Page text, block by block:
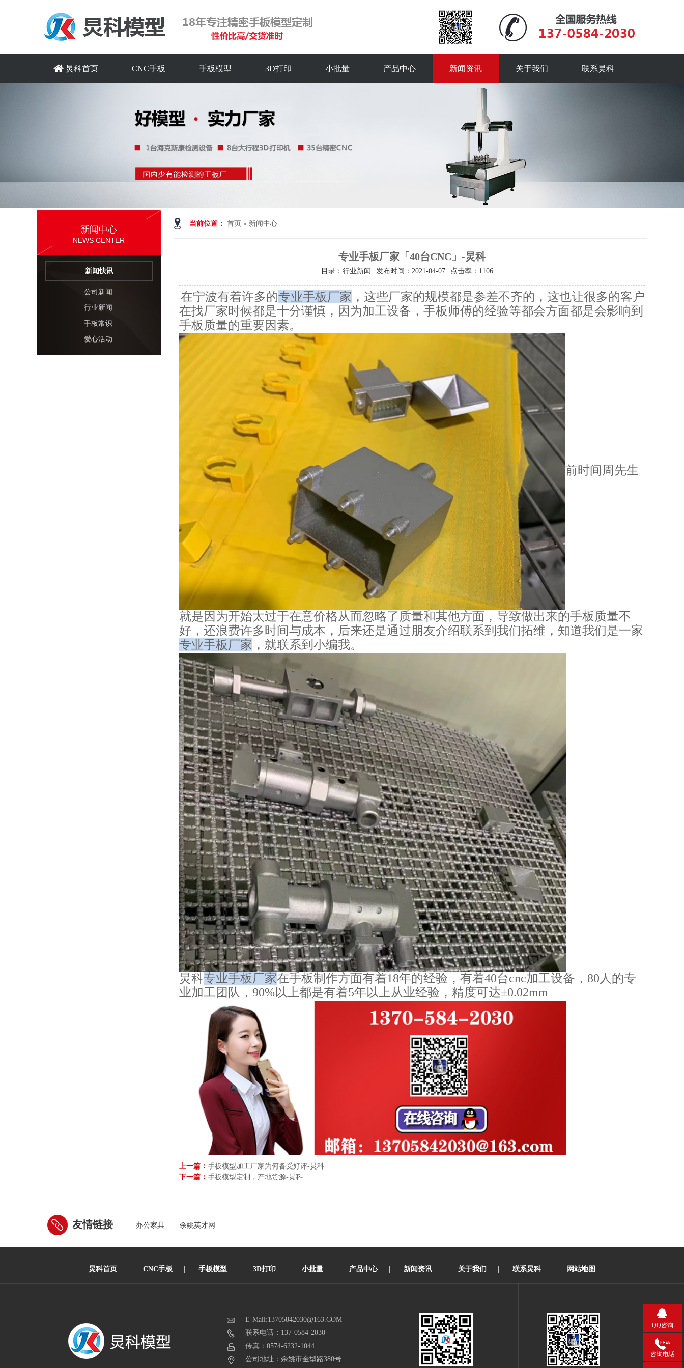
炅科首页 CNC手板 手板模型 3D打印 小批量 产品中心 新闻资讯 关于我们 联系炅科
当前位置： 首页 » 新闻中心
专业手板厂家「40台CNC」-炅科
目录：行业新闻 发布时间：2021-04-07 点击率： 1106
在宁波有着许多的专业手板厂家 ，这些厂家的规模都是参差不齐的，这也让很多的客户
在找厂家时候都是十分谨慎，因为加工设备，手板师傅的经验等都会方面都是会影响到
手板质量的重要因素。
前时间周先生
就是因为开始太过于在意价格从而忽略了质量和其他方面，导致做出来的手板质量不
好，还浪费许多时间与成本，后来还是通过朋友介绍联系到我们拓维，知道我们是一家
专业手板厂家 ，就联系到小编我。
炅科专业手板厂家在手板制作方面有着18年的经验，有着40台cnc加工设备，80人的专
业加工团队，90%以上都是有着5年以上从业经验，精度可达±0.02mm
上一篇： 手板模型加工厂家为何备受好评-炅科
下一篇： 手板模型定制，产地货源-炅科
新闻中心
NEWS CENTER
新闻快讯
公司新闻
行业新闻
手板常识
爱心活动
友情链接 办公家具 余姚英才网
炅科首页 CNC手板 手板模型 3D打印 小批量 产品中心 新闻资讯 关于我们 联系炅科 网站地图
E-Mail:13705842030@163.COM
联系电话：137-0584-2030
传真：0574-6232-1044
公司地址：余姚市金型路380号
QQ咨询
咨询电话